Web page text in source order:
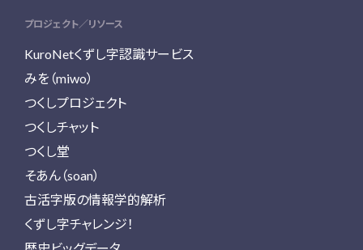
プロジェクト／リソース
KuroNetくずし字認識サービス
みを（miwo）
つくしプロジェクト
つくしチャット
つくし堂
そあん（soan）
古活字版の情報学的解析
くずし字チャレンジ！